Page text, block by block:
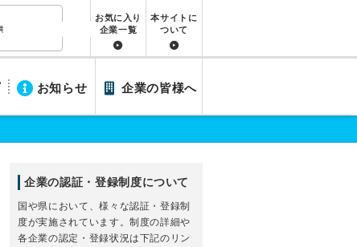
お気に入り
企業一覧
本サイトに
ついて
お知らせ 企業の皆様へ
企業の認証・登録制度について
国や県において、様々な認証・登録制
度が実施されています。制度の詳細や
各企業の認定・登録状況は下記のリン